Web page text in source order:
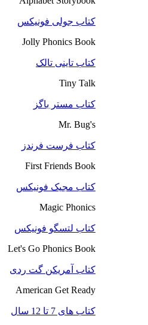
کتاب جولی فونیکس
Jolly Phonics Book
کتاب تاینی تالک
Tiny Talk
کتاب مستر باگز
Mr. Bug's
کتاب فرست فرندز
First Friends Book
کتاب مجیک فونیکس
Magic Phonics
کتاب لتسگو فونیکس
Let's Go Phonics Book
کتاب آمریکن گت ردی
American Get Ready
کتاب های 7 تا 12 سال